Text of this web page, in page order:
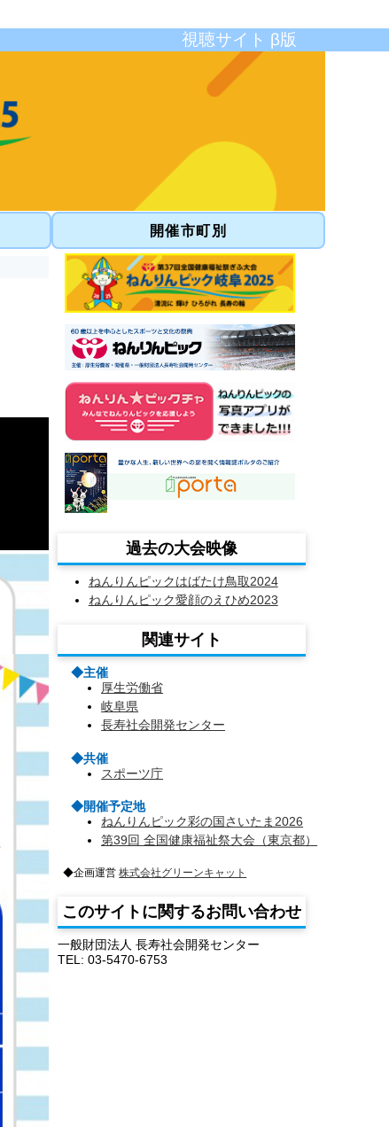
視聴サイト β版
開催市町別
過去の大会映像
ねんりんピックはばたけ鳥取2024
ねんりんピック愛顔のえひめ2023
関連サイト
◆主催
厚生労働省
岐阜県
長寿社会開発センター
◆共催
スポーツ庁
◆開催予定地
ねんりんピック彩の国さいたま2026
第39回 全国健康福祉祭大会（東京都）
◆企画運営株式会社グリーンキャット
このサイトに関するお問い合わせ
一般財団法人 長寿社会開発センター
TEL: 03-5470-6753